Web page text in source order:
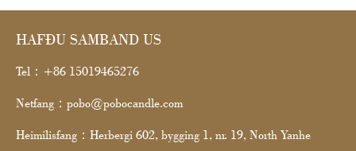
HAFÐU SAMBAND US
Tel：+86 15019465276
Netfang：pobo@pobocandle.com
Heimilisfang：Herbergi 602, bygging 1, nr. 19, North Yanhe